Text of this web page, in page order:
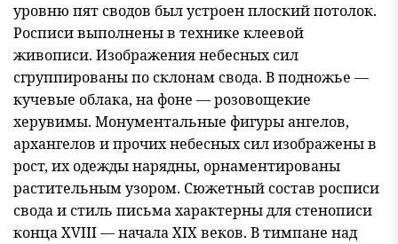
уровню пят сводов был устроен плоский потолок.
Росписи выполнены в технике клеевой
живописи. Изображения небесных сил
сгруппированы по склонам свода. В подножье —
кучевые облака, на фоне — розовощекие
херувимы. Монументальные фигуры ангелов,
архангелов и прочих небесных сил изображены в
рост, их одежды нарядны, орнаментированы
растительным узором. Сюжетный состав росписи
свода и стиль письма характерны для стенописи
конца XVIII — начала XIX веков. В тимпане над